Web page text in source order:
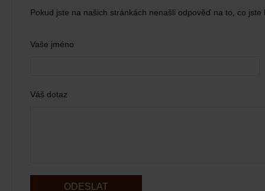
Pokud jste na našich stránkách nenašli odpověď na to, co
Vaše jméno
Váš dotaz
ODESLAT